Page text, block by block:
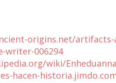
origins.net/
writer-006294
wiki/Enheduanna
hacen-